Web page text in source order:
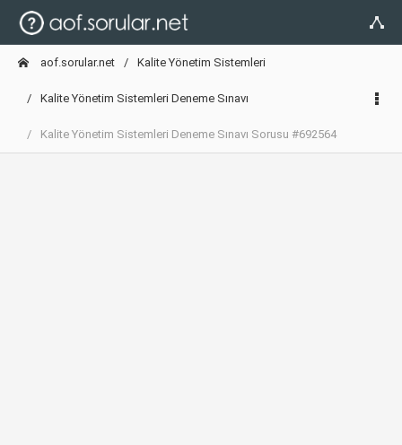
aof.sorular.net Kalite Yönetim Sistemleri
Kalite Yönetim Sistemleri Deneme Sınavı
Kalite Yönetim Sistemleri Deneme Sınavı Sorusu #692564